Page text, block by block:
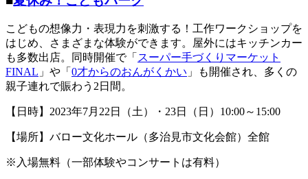
こどもの想像力・表現力を刺激する！工作ワークショップを
はじめ、さまざまな体験ができます。屋外にはキッチンカー
も多数出店。同時開催で「 スーパー手づくりマーケット
FINAL 」や「 0才からのおんがくかい 」も開催され、多くの
親子連れで賑わう2日間。
【日時】2023年7月22日（土）・23日（日）10:00～15:00
【場所】バロー文化ホール（多治見市文化会館）全館
※入場無料（一部体験やコンサートは有料）